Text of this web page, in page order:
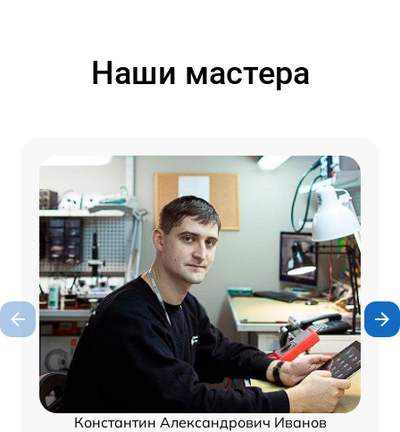
Наши мастера
Константин Александрович Иванов